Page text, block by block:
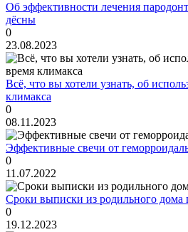
Об эффективности лечения
дёсны
0
23.08.2023
Всё, что вы хотели узнать, об
климакса
0
08.11.2023
Эффективные свечи от
0
11.07.2022
Сроки выписки из родильного дома
0
19.12.2023